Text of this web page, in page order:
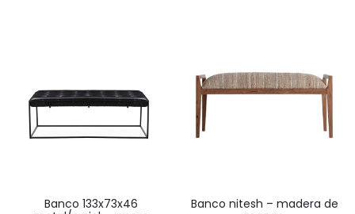
banco 133x73x46
banco nitesh – madera de